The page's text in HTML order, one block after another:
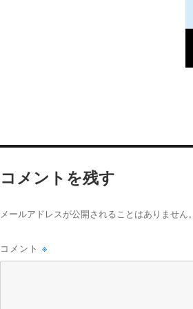
コメントを残す
メールアドレスが公開されることはありません。
コメント ※